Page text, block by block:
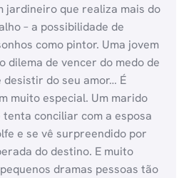
jardineiro que realiza mais do
– a possibilidade de
como pintor. Uma jovem
dilema de vencer do medo de
do seu amor… É
muito especial. Um marido
tenta conciliar com a esposa
e se vê surpreendido por
do destino. E muito
dramas pessoas tão